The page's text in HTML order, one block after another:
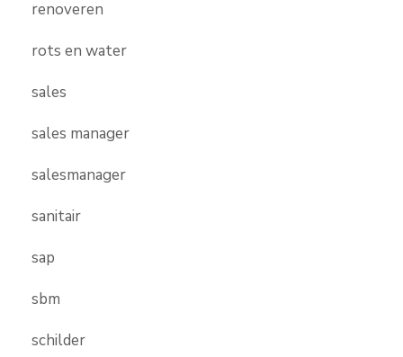
renoveren
rots en water
sales
sales manager
salesmanager
sanitair
sap
sbm
schilder